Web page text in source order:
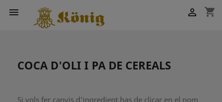
 shopping_cart

COCA D'OLI I PA DE CEREALS
Si vols fer canvis d'ingredient has de clicar en el nom